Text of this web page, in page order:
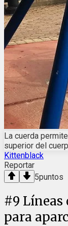
La cuerda
superior del
Kittenblack
Reportar
5puntos
#9 Líneas
para